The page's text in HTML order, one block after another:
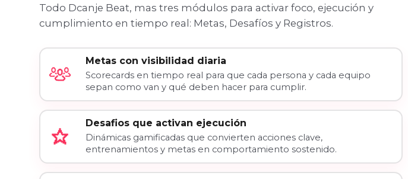
Todo Dcanje Beat, mas tres módulos para activar foco, ejecución y
cumplimiento en tiempo real: Metas, Desafíos y Registros.
Metas con visibilidad diaria
Scorecards en tiempo real para que cada persona y cada equipo
sepan como van y qué deben hacer para cumplir.
Desafios que activan ejecución
Dinámicas gamificadas que convierten acciones clave,
entrenamientos y metas en comportamiento sostenido.